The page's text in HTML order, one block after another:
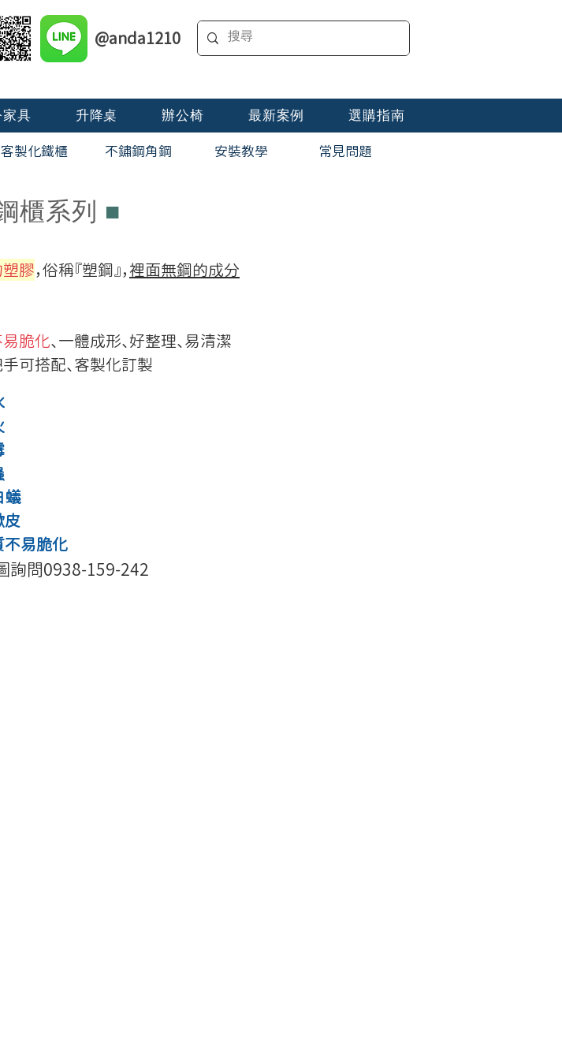
@anda1210
具 升降桌 辦公椅 最新案例 選購指南
​客製化鐵櫃 不鏽鋼角鋼 安裝教學 ​常見問題
櫃系列 ■
膠，俗稱『塑鋼』，裡面無鋼的成分
易脆化、一體成形、好整理、易清潔
可搭配、客製化訂製
蟻
皮
不易脆化
詢問0938-159-242